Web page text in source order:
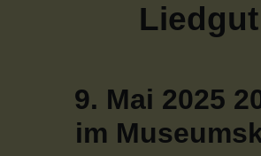
Liedgut
9. Mai 2025
im